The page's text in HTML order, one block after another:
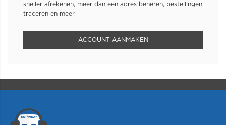
sneller afrekenen, meer dan een adres beheren, bestellingen
traceren en meer.
ACCOUNT AANMAKEN